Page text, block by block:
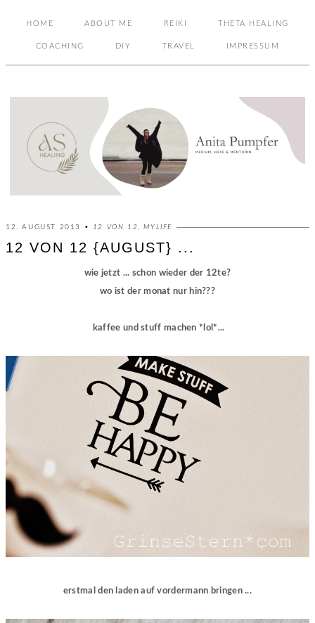
HOME ABOUT ME REIKI THETA HEALING
COACHING DIY TRAVEL IMPRESSUM
12. AUGUST 2013 • 12 VON 12 ,MYLIFE
12 VON 12 {AUGUST} ...
wie jetzt ... schon wieder der 12te?
wo ist der monat nur hin???
kaffee und stuff machen *lol*...
erstmal den laden auf vordermann bringen ...